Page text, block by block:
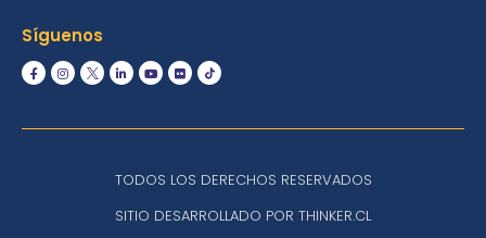
Síguenos
TODOS LOS DERECHOS RESERVADOS
SITIO DESARROLLADO POR THINKER.CL